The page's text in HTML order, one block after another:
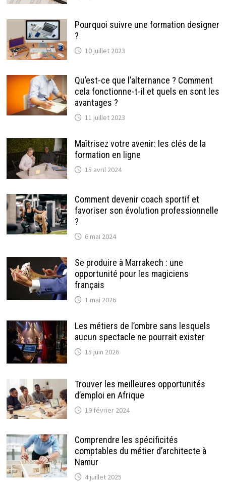
Pourquoi suivre une formation designer
?
10 juillet 2023
Qu’est-ce que l’alternance ? Comment
cela fonctionne-t-il et quels en sont les
avantages ?
11 juillet 2023
Maîtrisez votre avenir: les clés de la
formation en ligne
15 avril 2024
Comment devenir coach sportif et
favoriser son évolution professionnelle
?
6 mai 2024
Se produire à Marrakech : une
opportunité pour les magiciens
français
1 mai 2026
Les métiers de l’ombre sans lesquels
aucun spectacle ne pourrait exister
15 juin 2026
Trouver les meilleures opportunités
d’emploi en Afrique
19 février 2024
Comprendre les spécificités
comptables du métier d’architecte à
Namur
4 juillet 2025